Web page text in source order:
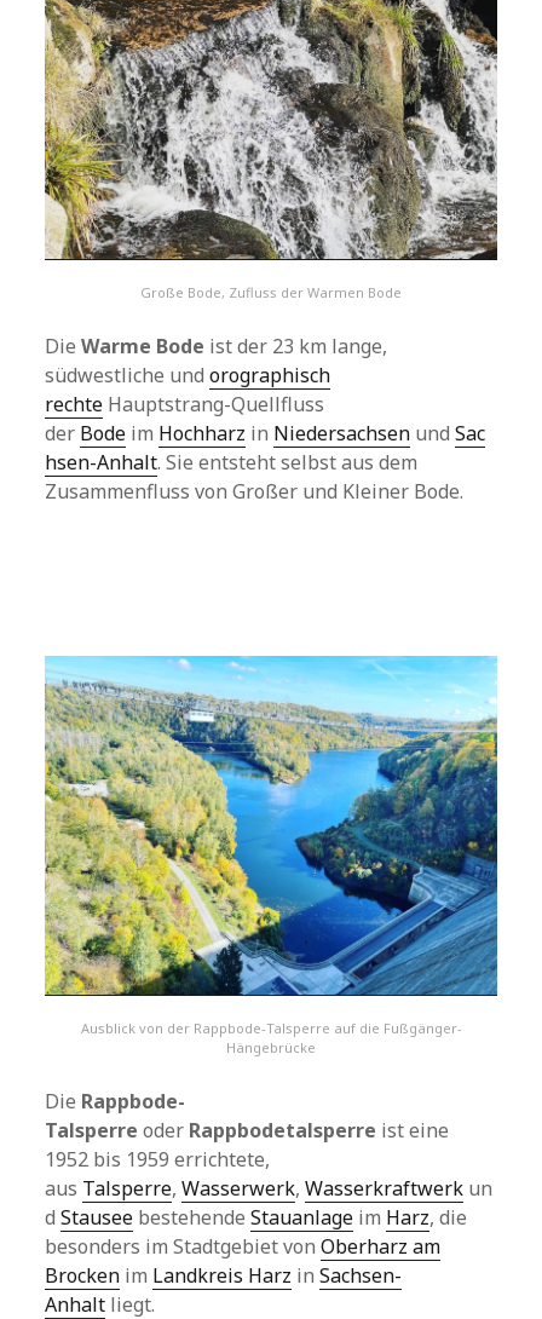
Große Bode, Zufluss der Warmen Bode
DieWarme Bode ist der 23 km lange,
südwestliche undorographisch
rechte Hauptstrang-Quellfluss
der Bode im Hochharz in Niedersachsen undSac
hsen-Anhalt. Sie entsteht selbst aus dem
Zusammenfluss von Großer und Kleiner Bode.
Ausblick von der Rappbode-Talsperre auf die Fußgänger-
Hängebrücke
Die Rappbode-
Talsperre oder Rappbodetalsperre ist eine
1952 bis 1959 errichtete,
aus Talsperre,Wasserwerk,Wasserkraftwerk un
dStausee bestehendeStauanlage im Harz, die
besonders im Stadtgebiet vonOberharz am
Brocken im Landkreis Harz inSachsen-
Anhalt liegt.